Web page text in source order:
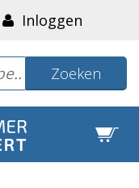
Inloggen
Zoeken